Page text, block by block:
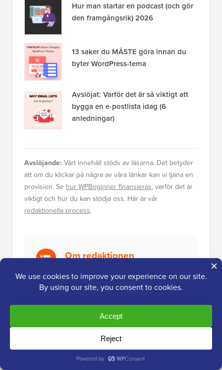
Hur man startar en podcast (och gör
den framgångsrik) 2026
13 saker du MÅSTE göra innan du
byter WordPress-tema
Avslöjat: Varför det är så viktigt att
bygga en e-postlista idag (6
anledningar)
Avslöjande: Vårt innehåll stöds av läsarna. Det betyder
att om du klickar på några av våra länkar kan vi tjäna en
provision. Se hur WPBeginner finansieras, varför det är
viktigt och hur du kan stödja oss. Här är vår
redaktionella process.
Om redaktionen
Redaktionellt team på WPBeginner är ett team
av WordPress-experter ledda av Syed Balkhi
webbhotell, e-handel, SEO och
marknadsföring. WPBeginner startades 2009
och är nu den största gratis WordPress-
resurswebbplatsen i branschen och refereras